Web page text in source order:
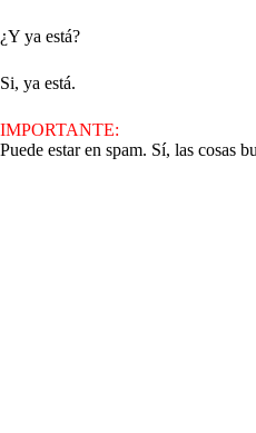
¿Y ya está?
Si, ya está.
IMPORTANTE:
Puede estar en spam. Sí, las cosas